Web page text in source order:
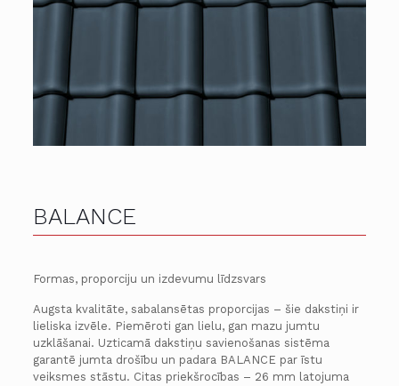
BALANCE
Formas, proporciju un izdevumu līdzsvars
Augsta kvalitāte, sabalansētas proporcijas – šie dakstiņi ir
lieliska izvēle. Piemēroti gan lielu, gan mazu jumtu
uzklāšanai. Uzticamā dakstiņu savienošanas sistēma
garantē jumta drošību un padara BALANCE par īstu
veiksmes stāstu. Citas priekšrocības – 26 mm latojuma